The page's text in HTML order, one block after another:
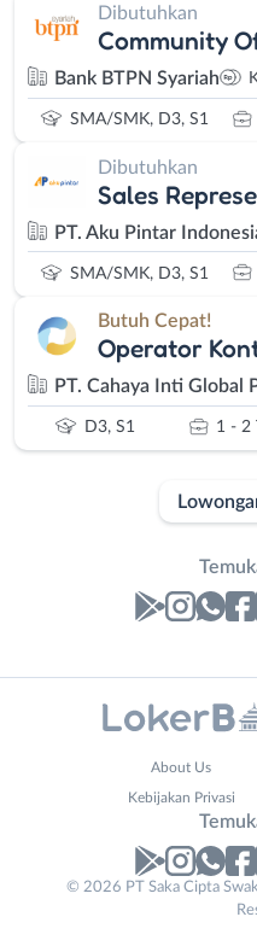
Dibutuhkan
Community
Bank BTPN Syariah
SMA/SMK, D3, S1
Dibutuhkan
Sales
PT. Aku Pintar
SMA/SMK, D3, S1
Butuh Cepat!
Operator
PT. Cahaya Inti Global
D3, S1 1 - 2
Lowongan
No. Telp /
About Us
Kebijakan Privasi
© 2026 PT Saka Cipta